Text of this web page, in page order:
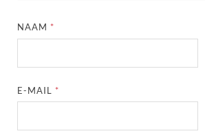
NAAM *
E-MAIL *